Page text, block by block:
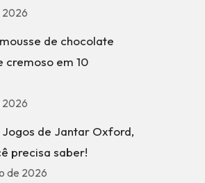
2026
de chocolate
cremoso em 10
2026
Jogos de Jantar Oxford,
precisa saber!
de 2026